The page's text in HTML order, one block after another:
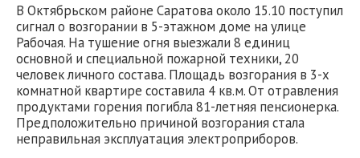
В Октябрьском районе Саратова около 15.10 поступил
сигнал о возгорании в 5-этажном доме на улице
Рабочая. На тушение огня выезжали 8 единиц
основной и специальной пожарной техники, 20
человек личного состава. Площадь возгорания в 3-х
комнатной квартире составила 4 кв.м. От отравления
продуктами горения погибла 81-летняя пенсионерка.
Предположительно причиной возгорания стала
неправильная эксплуатация электроприборов.